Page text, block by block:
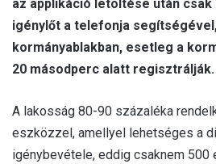
az applikáció letöltése után csak
igénylőt a telefonja
kormányablakban, esetleg a
20 másodperc alatt regisztrálják.
A lakosság 80-90 százaléka
eszközzel, amellyel lehetséges a
igénybevétele, eddig csaknem 500